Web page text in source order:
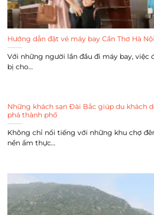
Hướng dẫn đặt vé máy bay Cần Thơ Hà
Với những người lần đầu đi máy bay, việc
bị cho...
Những khách sạn Đài Bắc giúp du khách
phá thành phố
Không chỉ nổi tiếng với những khu chợ
nền ẩm thực...